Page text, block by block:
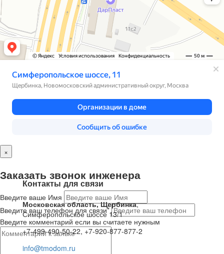
Контакты для связи
Московская область, Щербинка,
Симферопольское шоссе 13/1
+7-499-490-50-22, +7-920-877-877-2
info@tmodom.ru
×
Заказать звонок инженера
Введите ваше Имя
Введите ваш телефон для связи*
Введите комментарий если вы считаете нужным